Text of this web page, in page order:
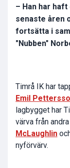
– Han har
senaste åren
fortsätta i
"Nubben"
Timrå IK har
Emil
lagbygget har
värva från andra
McLaughlin
nyförvärv.